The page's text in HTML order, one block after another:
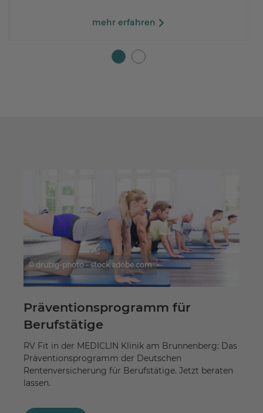
mehr erfahren
© drubig-photo - stock.adobe.com
Präventionsprogramm für
Berufstätige
RV Fit in der MEDICLIN Klinik am Brunnenberg: Das
Präventionsprogramm der Deutschen
Rentenversicherung für Berufstätige. Jetzt beraten
lassen.